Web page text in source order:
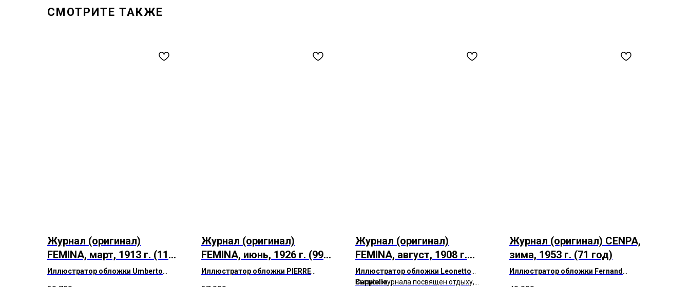
СМОТРИТЕ ТАКЖЕ
Журнал (оригинал)
FEMINA, март, 1913 г. (111
лет)
Иллюстратор обложки Umberto
Журнал (оригинал)
FEMINA, июнь, 1926 г. (99
лет)
Иллюстратор обложки PIERRE
Журнал (оригинал)
FEMINA, август, 1908 г.
(116 лет)
Иллюстратор обложки Leonetto
Cappiello
Выпуск журнала посвящен отдыху,
Журнал (оригинал) CENPA,
зима, 1953 г. (71 год)
Иллюстратор обложки Fernand